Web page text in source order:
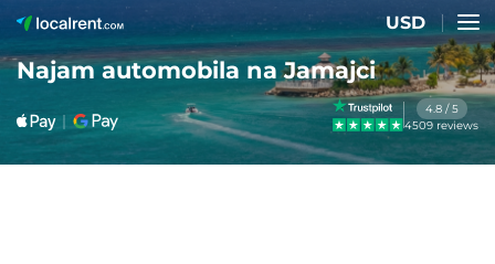
USD
Najam automobila na Jamajci
4.8 / 5
4509 reviews